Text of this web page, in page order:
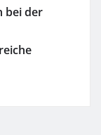
bei der